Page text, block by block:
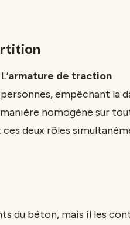
armature de traction
empêchant la
homogène sur
deux rôles
du béton, mais il les